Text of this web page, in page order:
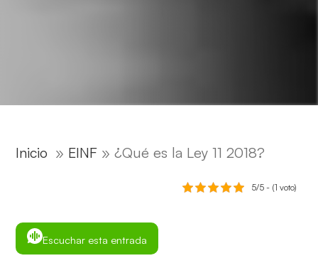
Inicio » EINF »¿Qué es la Ley 11 2018?
5/5 - (1 voto)
Escuchar esta entrada